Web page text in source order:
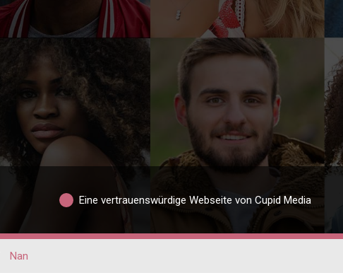
Eine vertrauenswürdige Webseite von Cupid Media
Nan